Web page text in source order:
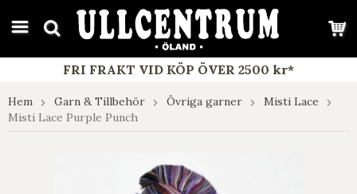
google-site-verification: google7e4b1026db5d9f32.html
FRI FRAKT VID KÖP ÖVER 2500 kr*
Hem Garn & Tillbehör Övriga garner
Misti Lace
Misti Lace Purple Punch